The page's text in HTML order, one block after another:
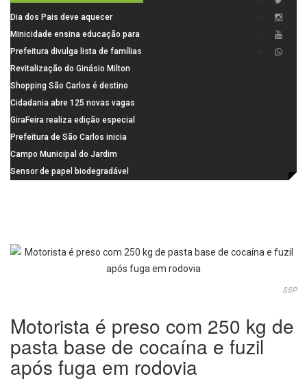
Dia dos Pais deve aquecer
comércio de São Carlos com
renda em alta e maior circulação
de consumidores
Minicidade ensina educação para
o trânsito a 264 crianças da rede
municipal
Prefeitura divulga lista de famílias
pré-selecionadas pela Caixa para
o Residencial Santa Felícia
Revitalização do Ginásio Milton
Olaio filho avança com obras de
recuperação
Shopping São Carlos é destino
para celebrar o Dia dos Pais com
presentes, gastronomia e lazer
Cidadania abre 125 novas vagas
para oficinas de convivência
GiraFeira realiza edição especial
de Dia dos Pais neste domingo (9)
na Praça dos Advogados
Prefeitura de São Carlos inicia
instalação de ovitrampas para
monitoramento de arboviroses
Campo Municipal do Jardim
Cruzado recebe nova iluminação e
Sensor de papel biodegradável
SSP
Motorista é preso com 250 kg de
pasta base de cocaína e fuzil
após fuga em rodovia